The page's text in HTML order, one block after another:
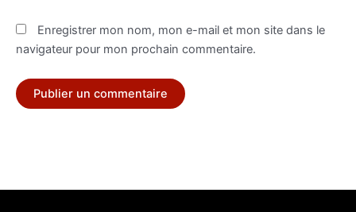
Enregistrer mon nom, mon e-mail et mon site dans le
navigateur pour mon prochain commentaire.